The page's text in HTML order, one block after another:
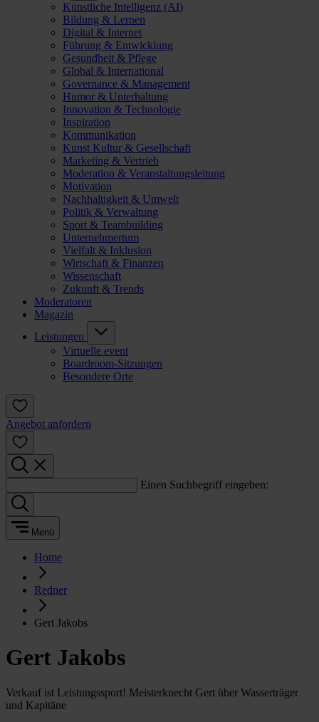
Künstliche Intelligenz (AI)
Bildung & Lernen
Digital & Internet
Führung & Entwicklung
Gesundheit & Pflege
Global & International
Governance & Management
Humor & Unterhaltung
Innovation & Technologie
Inspiration
Kommunikation
Kunst Kultur & Gesellschaft
Marketing & Vertrieb
Moderation & Veranstaltungsleitung
Motivation
Nachhaltigkeit & Umwelt
Politik & Verwaltung
Sport & Teambuilding
Unternehmertum
Vielfalt & Inklusion
Wirtschaft & Finanzen
Wissenschaft
Zukunft & Trends
Moderatoren
Magazin
Leistungen
Virtuelle event
Boardroom-Sitzungen
Besondere Orte
Angebot anfordern
Einen Suchbegriff eingeben:
Menü
Home
Redner
Gert Jakobs
Gert Jakobs
Verkauf ist Leistungssport! Meisterknecht Gert über Wasserträger
und Kapitäne